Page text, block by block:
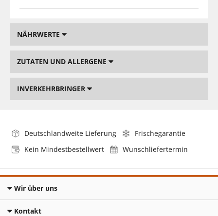
NÄHRWERTE
ZUTATEN UND ALLERGENE
INVERKEHRBRINGER
Deutschlandweite Lieferung
Frischegarantie
Kein Mindestbestellwert
Wunschliefertermin
Wir über uns
Kontakt